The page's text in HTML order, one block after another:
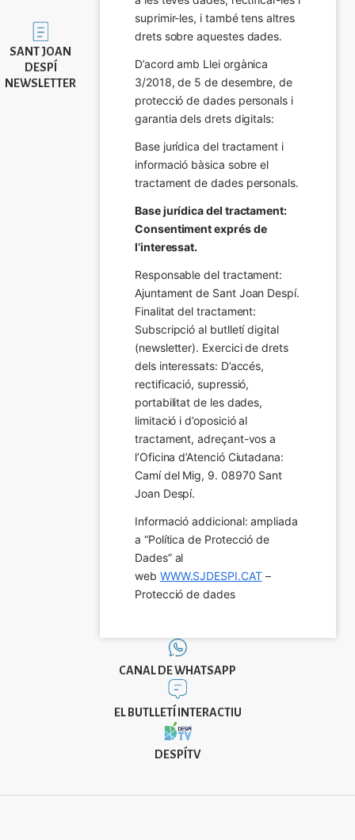
Imatge
SANT JOAN
DESPÍ
NEWSLETTER
suprimir-les, i també tens altres
drets sobre aquestes dades.
D’acord amb Llei orgànica
3/2018, de 5 de desembre, de
protecció de dades personals i
garantia dels drets digitals:
Base jurídica del tractament i
informació bàsica sobre el
tractament de dades personals.
Base jurídica del tractament:
Consentiment exprés de
l’interessat.
Responsable del tractament:
Ajuntament de Sant Joan Despí.
Finalitat del tractament:
Subscripció al butlletí digital
(newsletter). Exercici de drets
dels interessats: D’accés,
rectificació, supressió,
portabilitat de les dades,
limitació i d’oposició al
tractament, adreçant-vos a
l’Oficina d’Atenció Ciutadana:
Camí del Mig, 9. 08970 Sant
Joan Despí.
Informació addicional: ampliada
a “Política de Protecció de
Dades” al
web WWW.SJDESPI.CAT –
Protecció de dades
CANAL DE WHATSAPP
EL BUTLLETÍ INTERACTIU
DESPÍTV